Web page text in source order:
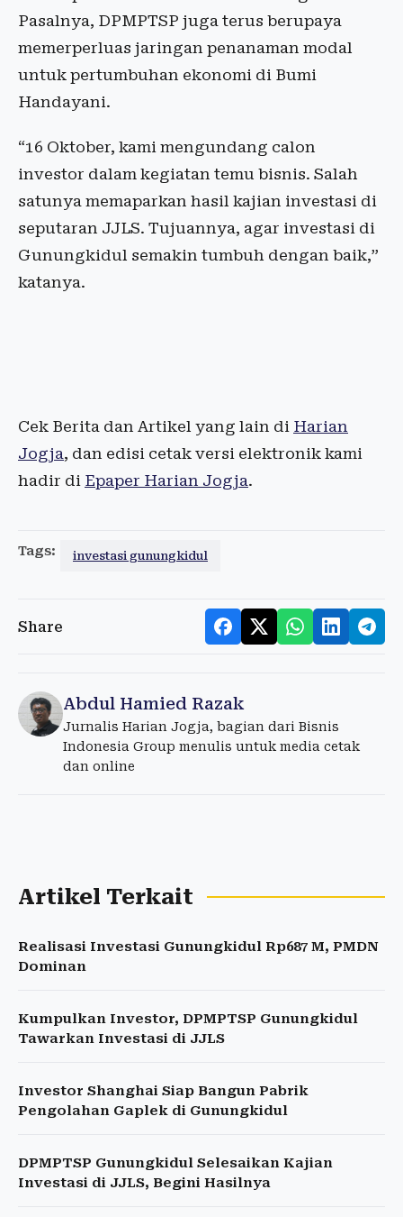
Pasalnya, DPMPTSP juga terus berupaya
memerperluas jaringan penanaman modal
untuk pertumbuhan ekonomi di Bumi
Handayani.
“16 Oktober, kami mengundang calon
investor dalam kegiatan temu bisnis. Salah
satunya memaparkan hasil kajian investasi di
seputaran JJLS. Tujuannya, agar investasi di
Gunungkidul semakin tumbuh dengan baik,”
katanya.
Cek Berita dan Artikel yang lain di Harian
Jogja, dan edisi cetak versi elektronik kami
hadir di Epaper Harian Jogja.
Tags: investasi gunungkidul
Share
Abdul Hamied Razak
Jurnalis Harian Jogja, bagian dari Bisnis
Indonesia Group menulis untuk media cetak
dan online
Artikel Terkait
Realisasi Investasi Gunungkidul Rp687 M, PMDN
Dominan
Kumpulkan Investor, DPMPTSP Gunungkidul
Tawarkan Investasi di JJLS
Investor Shanghai Siap Bangun Pabrik
Pengolahan Gaplek di Gunungkidul
DPMPTSP Gunungkidul Selesaikan Kajian
Investasi di JJLS, Begini Hasilnya